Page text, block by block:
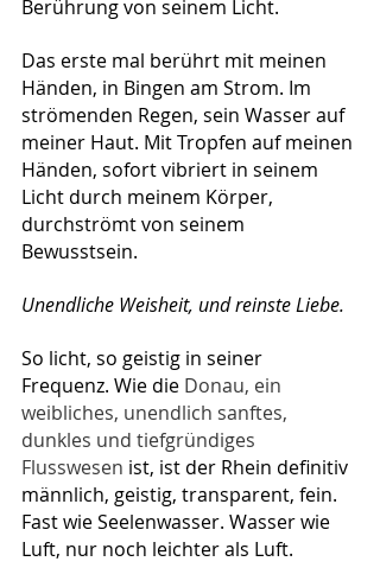
Berührung von seinem Licht.
Das erste mal berührt mit meinen
Händen, in Bingen am Strom. Im
strömenden Regen, sein Wasser auf
meiner Haut. Mit Tropfen auf meinen
Händen, sofort vibriert in seinem
Licht durch meinem Körper,
durchströmt von seinem
Bewusstsein.
Unendliche Weisheit, und reinste Liebe.
So licht, so geistig in seiner
Frequenz. Wie die Donau, ein
weibliches, unendlich sanftes,
dunkles und tiefgründiges
Flusswesen ist, ist der Rhein definitiv
männlich, geistig, transparent, fein.
Fast wie Seelenwasser. Wasser wie
Luft, nur noch leichter als Luft.